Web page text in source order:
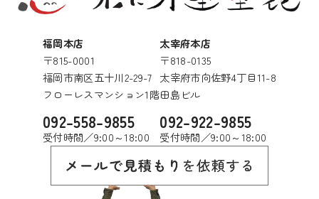
福岡本店
〒815-0001
福岡市南区五十川2-29-7
フローレスマンション1階
092-558-9855
受付時間／9:00～18:00
太宰府本店
〒818-0135
太宰府市向佐野4丁目11-8
田島ビル
092-922-9855
受付時間／9:00～18:00